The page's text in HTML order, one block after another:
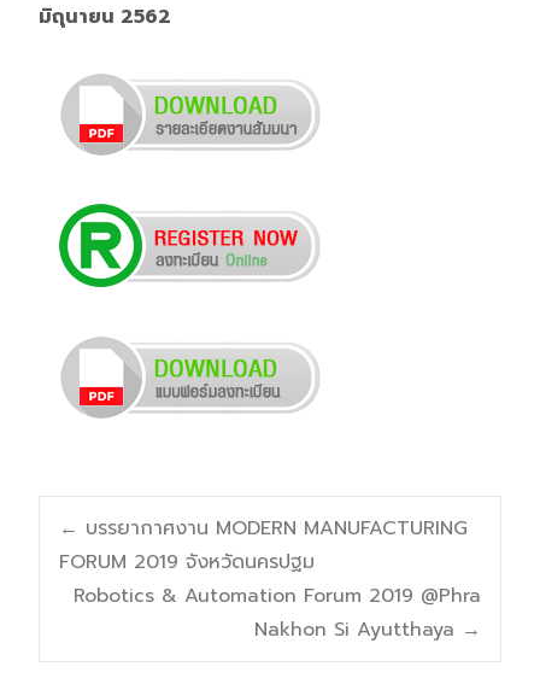
มิถุนายน 2562
Post
navigation
← บรรยากาศงาน MODERN MANUFACTURING
FORUM 2019 จังหวัดนครปฐม
Robotics & Automation Forum 2019 @Phra
Nakhon Si Ayutthaya →